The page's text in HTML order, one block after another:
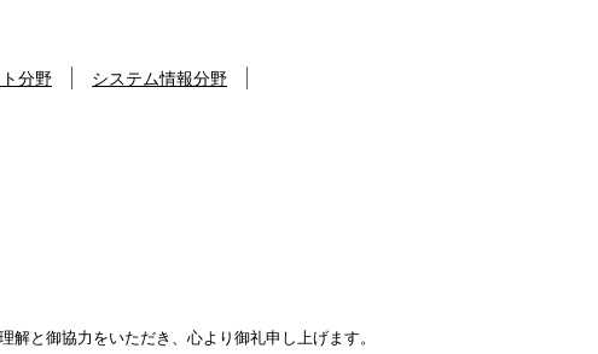
分野 システム情報分野
解と御協力をいただき、心より御礼申し上げます。